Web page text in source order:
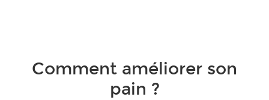
Comment améliorer son
pain ?